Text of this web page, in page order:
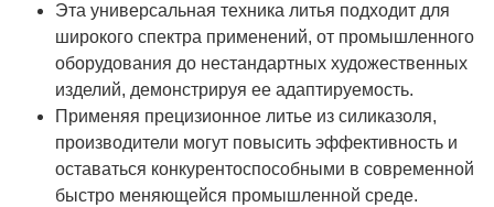
Эта универсальная техника литья подходит для
широкого спектра применений, от промышленного
оборудования до нестандартных художественных
изделий, демонстрируя ее адаптируемость.
Применяя прецизионное литье из силиказоля,
производители могут повысить эффективность и
оставаться конкурентоспособными в современной
быстро меняющейся промышленной среде.